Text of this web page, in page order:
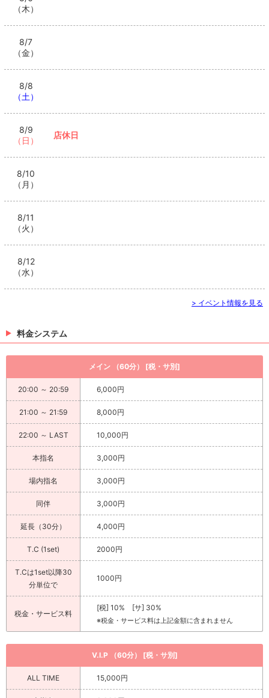
（木）
8/7
（金）
8/8
（土）
8/9
（日）
店休日
8/10
（月）
8/11
（火）
8/12
（水）
> イベント情報を見る
料金システム
メイン （60分） [税・サ別]
20:00 ～ 20:59 6,000円
21:00 ～ 21:59 8,000円
22:00 ～ LAST 10,000円
本指名 3,000円
場内指名 3,000円
同伴 3,000円
延長（30分） 4,000円
T.C (1set) 2000円
T.Cは1set以降30
分単位で
1000円
税金・サービス料
[税] 10% [サ] 30%
※税金・サービス料は上記金額に含まれません
V.I.P （60分） [税・サ別]
ALL TIME 15,000円